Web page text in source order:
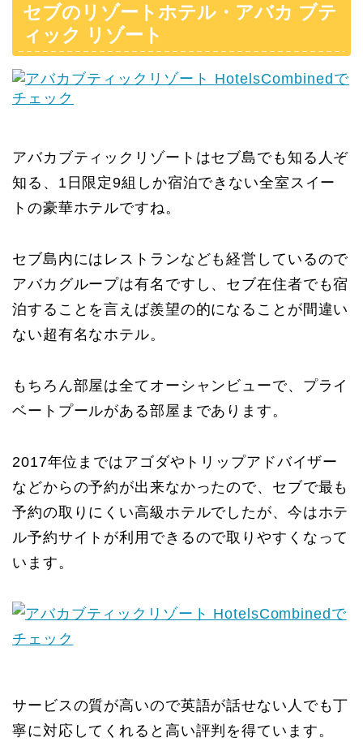
セブのリゾートホテル・アバカ ブテ
ィック リゾート
アバカブティックリゾートはセブ島でも知る人ぞ
知る、1日限定9組しか宿泊できない全室スイー
トの豪華ホテルですね。
セブ島内にはレストランなども経営しているので
アバカグループは有名ですし、セブ在住者でも宿
泊することを言えば羨望の的になることが間違い
ない超有名なホテル。
もちろん部屋は全てオーシャンビューで、プライ
ベートプールがある部屋まであります。
2017年位まではアゴダやトリップアドバイザー
などからの予約が出来なかったので、セブで最も
予約の取りにくい高級ホテルでしたが、今はホテ
ル予約サイトが利用できるので取りやすくなって
います。
サービスの質が高いので英語が話せない人でも丁
寧に対応してくれると高い評判を得ています。